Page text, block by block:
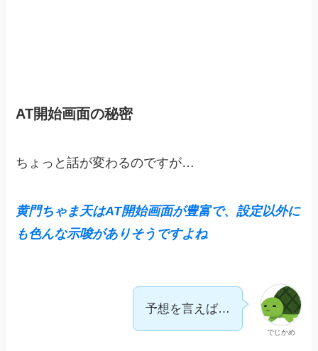
AT開始画面の秘密
ちょっと話が変わるのですが…
黄門ちゃま天はAT開始画面が豊富で、設定以外に
も色んな示唆がありそうですよね
でじかめ
予想を言えば…